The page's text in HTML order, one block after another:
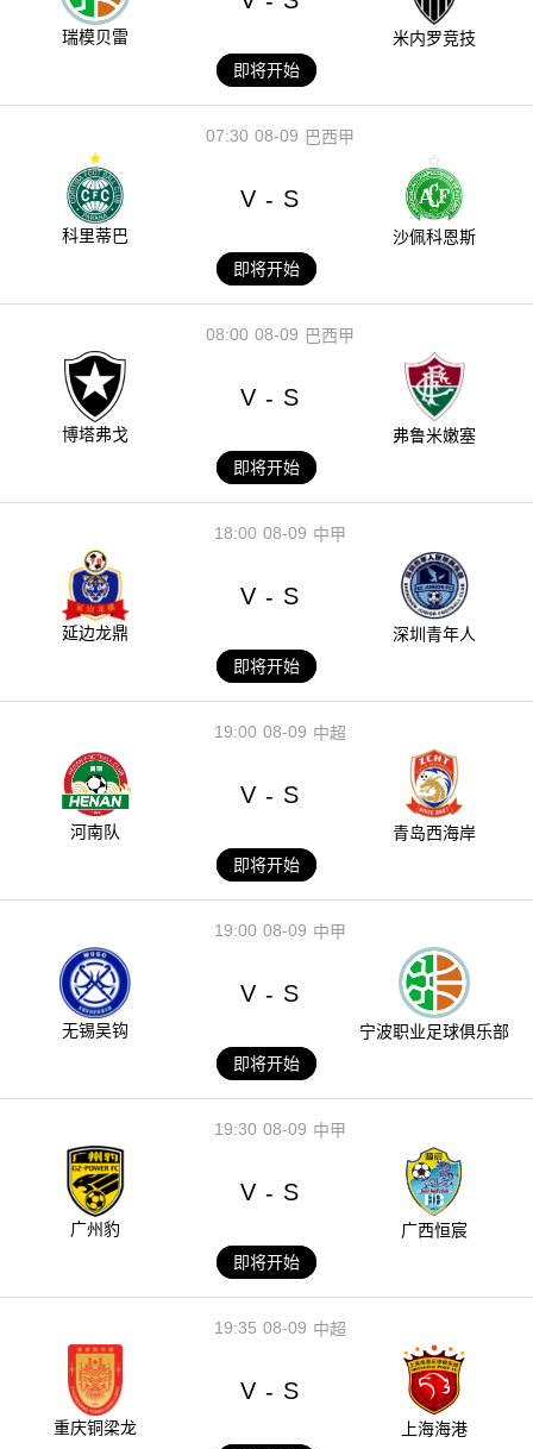
瑞模贝雷
米内罗竞技
即将开始
08-09
07:30 巴西甲
科里蒂巴
V - S
沙佩科恩斯
即将开始
08-09
08:00 巴西甲
博塔弗戈
V - S
弗鲁米嫩塞
即将开始
08-09
18:00 中甲
延边龙鼎
V - S
深圳青年人
即将开始
08-09
19:00 中超
河南队
V - S
青岛西海岸
即将开始
08-09
19:00 中甲
无锡吴钩
V - S
宁波职业足球俱乐部
即将开始
08-09
19:30 中甲
广州豹
V - S
广西恒宸
即将开始
08-09
19:35 中超
重庆铜梁龙
V - S
上海海港